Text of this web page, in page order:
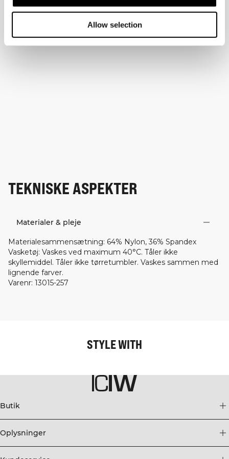
Allow selection
TEKNISKE ASPEKTER
Materialer & pleje
Materialesammensætning: 64% Nylon, 36% Spandex
Vasketøj: Vaskes ved maximum 40°C. Tåler ikke
skyllemiddel. Tåler ikke tørretumbler. Vaskes sammen med
lignende farver.
Varenr: 13015-257
STYLE WITH
Butik
Oplysninger